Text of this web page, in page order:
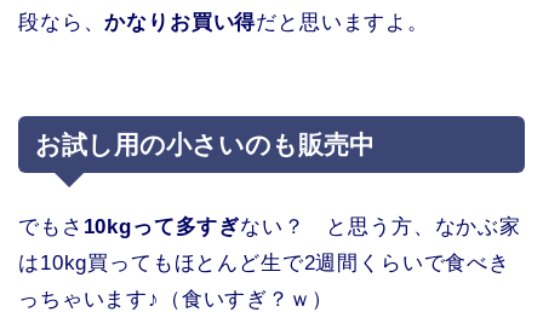
段なら、かなりお買い得だと思いますよ。
お試し用の小さいのも販売中
でもさ 10kgって多すぎない？ と思う方、なかぶ家
は10kg買ってもほとんど生で2週間くらいで食べき
っちゃいます♪（食いすぎ？ｗ）